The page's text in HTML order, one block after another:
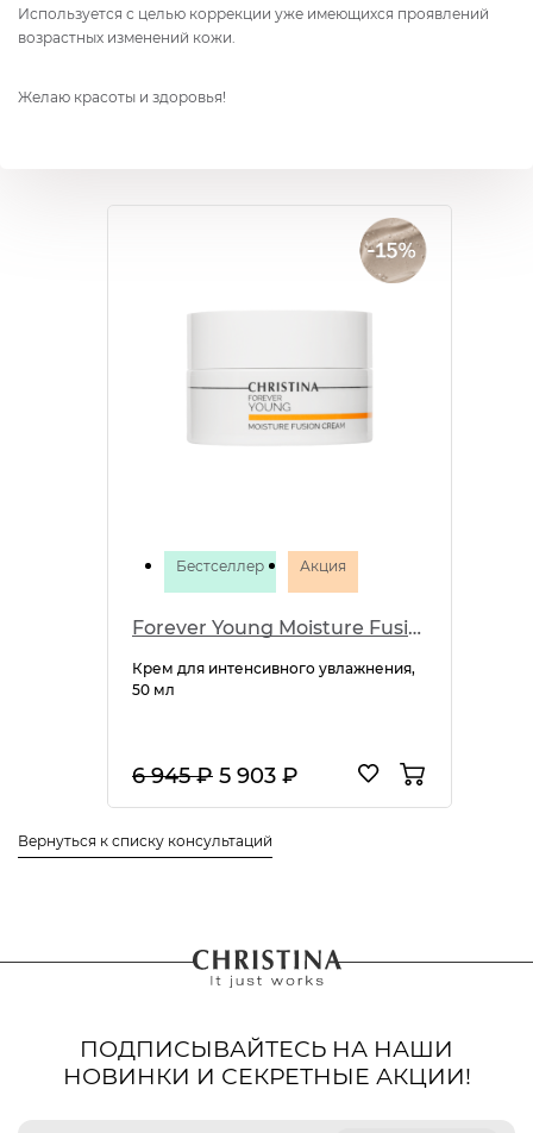
Используется с целью коррекции уже имеющихся проявлений
возрастных изменений кожи.
Желаю красоты и здоровья!
Бестселлер Акция
Forever Young Moisture Fusion Cream
Крем для интенсивного увлажнения,
50 мл
6 945 ₽ 5 903 ₽
Вернуться к списку консультаций
ПОДПИСЫВАЙТЕСЬ НА НАШИ
НОВИНКИ И СЕКРЕТНЫЕ АКЦИИ!